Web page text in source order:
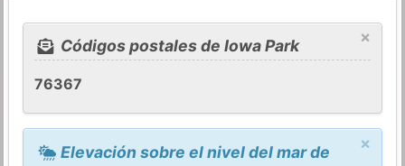
×
Códigos postales de Iowa Park
76367
×
Elevación sobre el nivel del mar de